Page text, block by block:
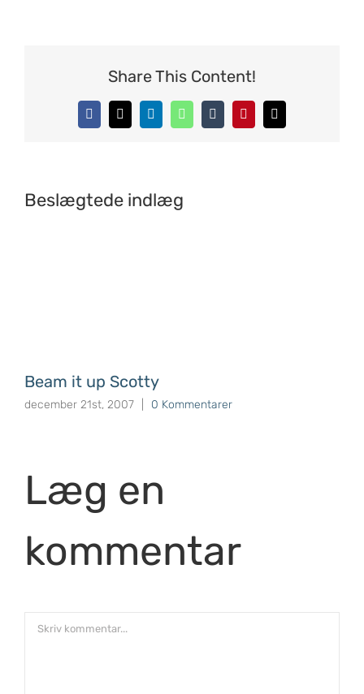
Share This Content!
Facebook
X LinkedInWhatsAppTumblrPinterest
E-
mail
Beslægtede indlæg
Beam it up Scotty
december 21st, 2007 0 Kommentarer
Læg en
kommentar
Comment